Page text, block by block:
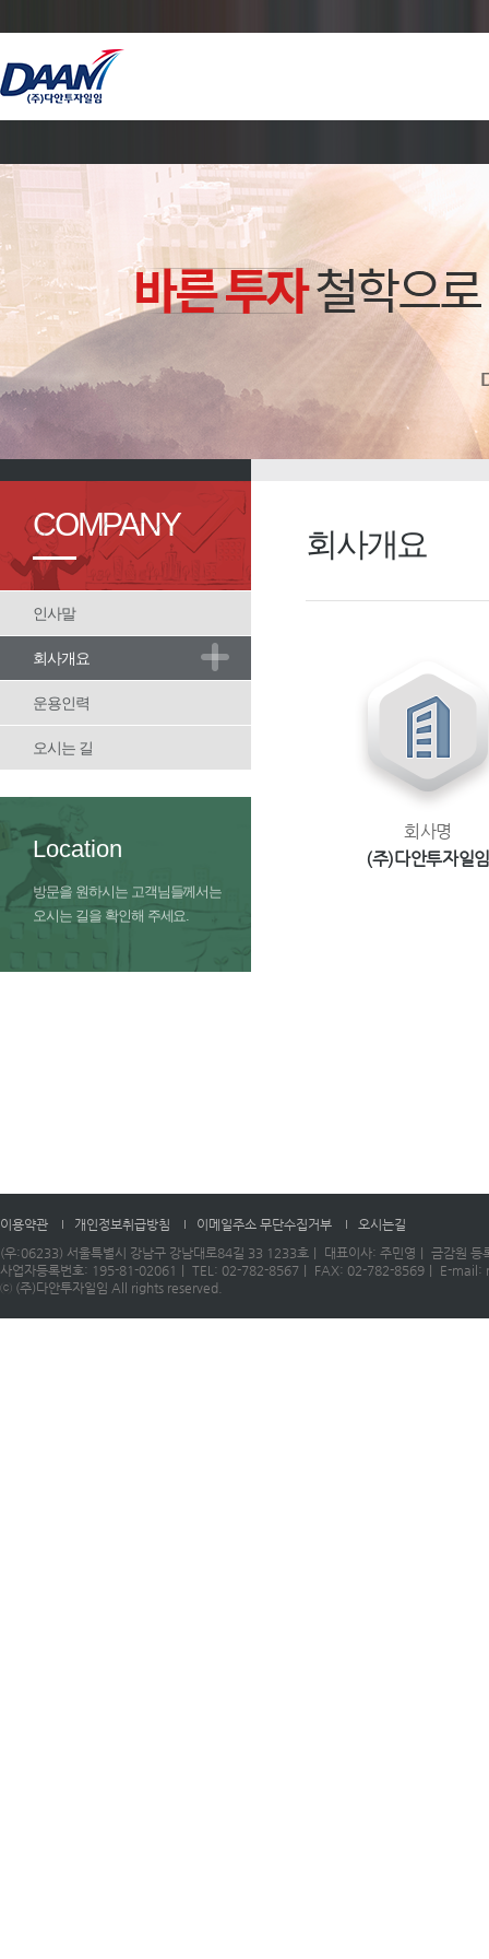
COMPANY
인사말
회사개요
운용인력
오시는 길
Location
방문을 원하시는 고객님들께서는
오시는 길을 확인해 주세요.
회사개요
회사명
(주)다안투자일
이용약관 개인정보취급방침 이메일주소 무단수집거부
오시는길
(우:06233) 서울특별시 강남구 강남대로84길 33 1233호｜ 대표이사: 주민영｜ 금감원
사업자등록번호: 195-81-02061｜ TEL: 02-782-8567｜ FAX: 02-782-8569｜ E-
ⓒ (주)다안투자일임 All rights reserved.